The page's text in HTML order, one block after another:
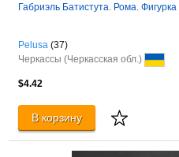
Габриэль Батистута. Рома.
Pelusa (37)
Черкассы (Черкасская обл.)
$4.42
В корзину